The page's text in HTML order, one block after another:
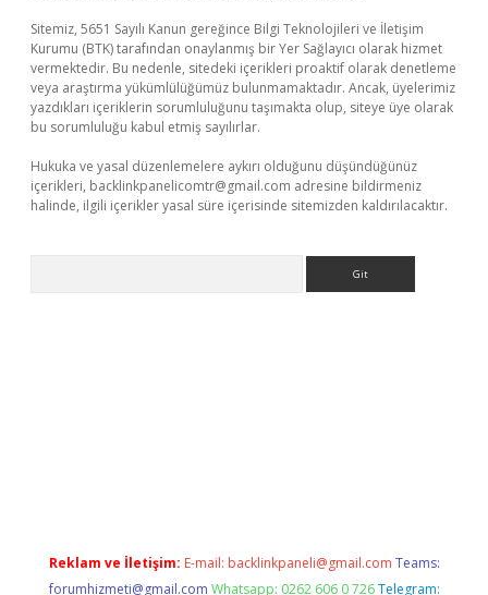
Sitemiz, 5651 Sayılı Kanun gereğince Bilgi Teknolojileri ve İletişim
Kurumu (BTK) tarafından onaylanmış bir Yer Sağlayıcı olarak hizmet
vermektedir. Bu nedenle, sitedeki içerikleri proaktif olarak denetleme
veya araştırma yükümlülüğümüz bulunmamaktadır. Ancak, üyelerimiz
yazdıkları içeriklerin sorumluluğunu taşımakta olup, siteye üye olarak
bu sorumluluğu kabul etmiş sayılırlar.
Hukuka ve yasal düzenlemelere aykırı olduğunu düşündüğünüz
içerikleri, backlinkpanelicomtr@gmail.com adresine bildirmeniz
halinde, ilgili içerikler yasal süre içerisinde sitemizden kaldırılacaktır.
Reklam ve İletişim: E-mail: backlinkpaneli@gmail.com Teams:
forumhizmeti@gmail.com Whatsapp: 0262 606 0 726 Telegram: